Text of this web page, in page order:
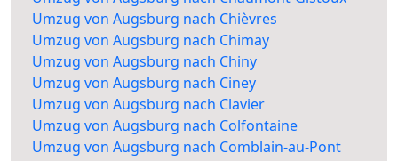
Umzug von Augsburg nach Chièvres
Umzug von Augsburg nach Chimay
Umzug von Augsburg nach Chiny
Umzug von Augsburg nach Ciney
Umzug von Augsburg nach Clavier
Umzug von Augsburg nach Colfontaine
Umzug von Augsburg nach Comblain-au-Pont